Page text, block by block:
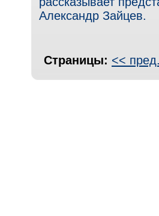
Александр Зайцев.
Страницы: <<